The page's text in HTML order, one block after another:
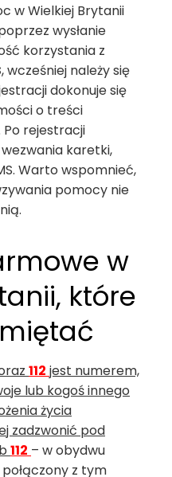
w Wielkiej Brytanii
wysłanie
korzystania z
, wcześniej należy się
dokonuje się
o treści
Po rejestracji
karetki,
Warto wspomnieć,
pomocy nie
w
które
112 jest numerem,
lub kogoś innego
życia
zadzwonić pod
112 – w obydwu
z tym